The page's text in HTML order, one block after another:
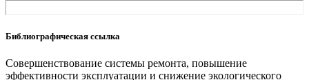
Библиографическая ссылка
Совершенствование системы ремонта, повышение
эффективности эксплуатации и снижение экологического